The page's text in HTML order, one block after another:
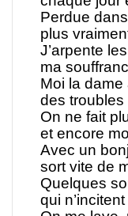
Perdue
plus
J’arpente
ma
Moi la
des
On ne fait
et encore
Avec un
sort vite de
Quelques
qui